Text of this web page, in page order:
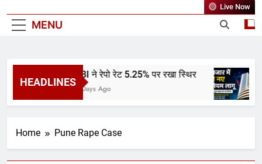
MENU
Live Now
HEADLINES
RBI ने रेपो रेट 5.25% पर रखा स्थिर
3 Days Ago
Home Pune Rape Case